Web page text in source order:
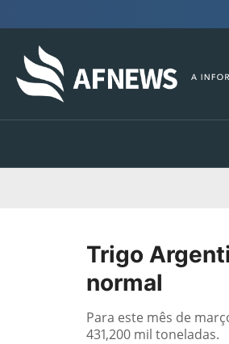
Trigo
normal
Para este mês de
431,200 mil toneladas.